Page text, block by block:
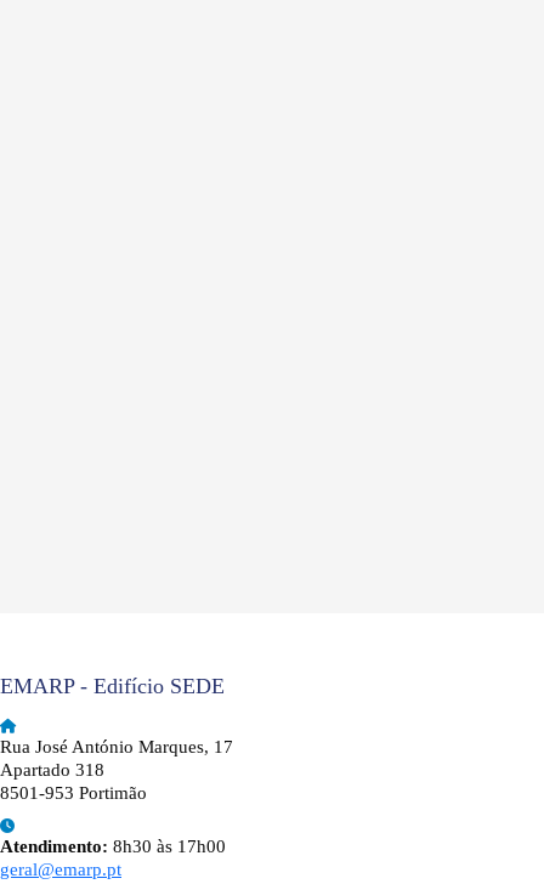
EMARP - Edifício SEDE
Rua José António Marques, 17
Apartado 318
8501-953 Portimão
Atendimento: 8h30 às 17h00
geral@emarp.pt